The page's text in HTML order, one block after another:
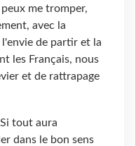
me tromper,
avec la
de partir et la
les Français, nous
et de rattrapage
tout aura
dans le bon sens